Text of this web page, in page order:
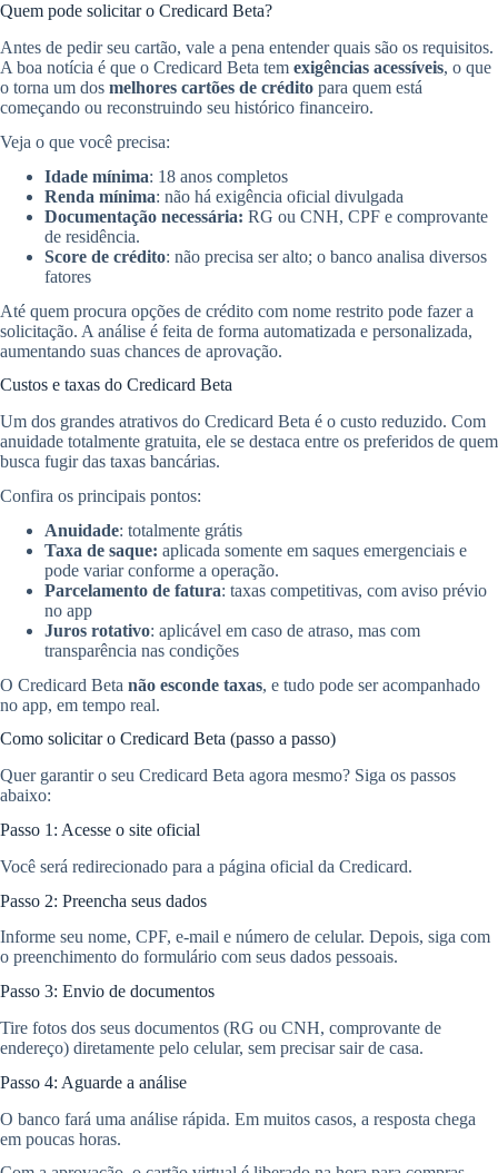
Quem pode solicitar o Credicard Beta?
Antes de pedir seu cartão, vale a pena entender quais são os requisitos.
A boa notícia é que o Credicard Beta tem exigências acessíveis, o que
o torna um dos melhores cartões de crédito para quem está
começando ou reconstruindo seu histórico financeiro.
Veja o que você precisa:
Idade mínima: 18 anos completos
Renda mínima: não há exigência oficial divulgada
Documentação necessária: RG ou CNH, CPF e comprovante
de residência.
Score de crédito: não precisa ser alto; o banco analisa diversos
fatores
Até quem procura opções de crédito com nome restrito pode fazer a
solicitação. A análise é feita de forma automatizada e personalizada,
aumentando suas chances de aprovação.
Custos e taxas do Credicard Beta
Um dos grandes atrativos do Credicard Beta é o custo reduzido. Com
anuidade totalmente gratuita, ele se destaca entre os preferidos de quem
busca fugir das taxas bancárias.
Confira os principais pontos:
Anuidade: totalmente grátis
Taxa de saque: aplicada somente em saques emergenciais e
pode variar conforme a operação.
Parcelamento de fatura: taxas competitivas, com aviso prévio
no app
Juros rotativo: aplicável em caso de atraso, mas com
transparência nas condições
O Credicard Beta não esconde taxas, e tudo pode ser acompanhado
no app, em tempo real.
Como solicitar o Credicard Beta (passo a passo)
Quer garantir o seu Credicard Beta agora mesmo? Siga os passos
abaixo:
Passo 1: Acesse o site oficial
Você será redirecionado para a página oficial da Credicard.
Passo 2: Preencha seus dados
Informe seu nome, CPF, e-mail e número de celular. Depois, siga com
o preenchimento do formulário com seus dados pessoais.
Passo 3: Envio de documentos
Tire fotos dos seus documentos (RG ou CNH, comprovante de
endereço) diretamente pelo celular, sem precisar sair de casa.
Passo 4: Aguarde a análise
O banco fará uma análise rápida. Em muitos casos, a resposta chega
em poucas horas.